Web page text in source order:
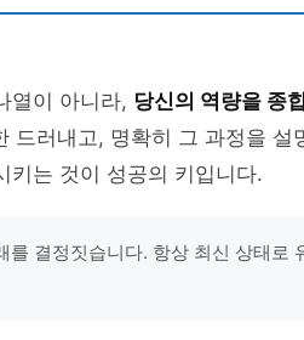
열이 아니라, 당신의 역량을 종
드러내고, 명확히 그 과정을 설
키는 것이 성공의 키입니다.
를 결정짓습니다. 항상 최신 상태로